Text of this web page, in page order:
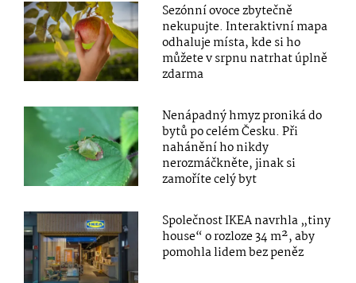
Sezónní ovoce zbytečně
nekupujte. Interaktivní mapa
odhaluje místa, kde si ho
můžete v srpnu natrhat úplně
zdarma
Nenápadný hmyz proniká do
bytů po celém Česku. Při
nahánění ho nikdy
nerozmáčkněte, jinak si
zamoříte celý byt
Společnost IKEA navrhla „tiny
house“ o rozloze 34 m², aby
pomohla lidem bez peněz